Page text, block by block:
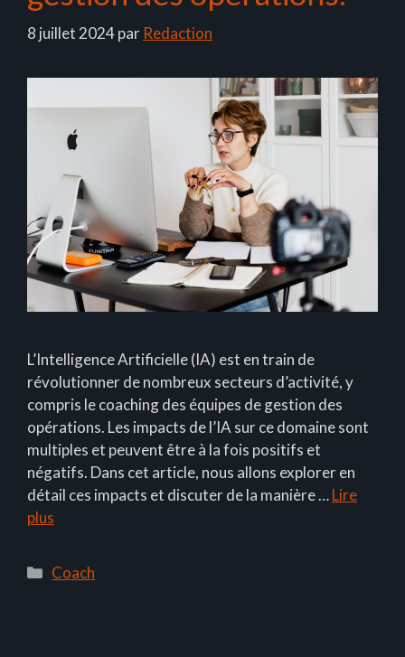
8 juillet 2024par Redaction
L’Intelligence Artificielle (IA) est en train de
révolutionner de nombreux secteurs d’activité, y
compris le coaching des équipes de gestion des
opérations. Les impacts de l’IA sur ce domaine sont
multiples et peuvent être à la fois positifs et
négatifs. Dans cet article, nous allons explorer en
détail ces impacts et discuter de la manière …Lire
plus
Catégories
Coach